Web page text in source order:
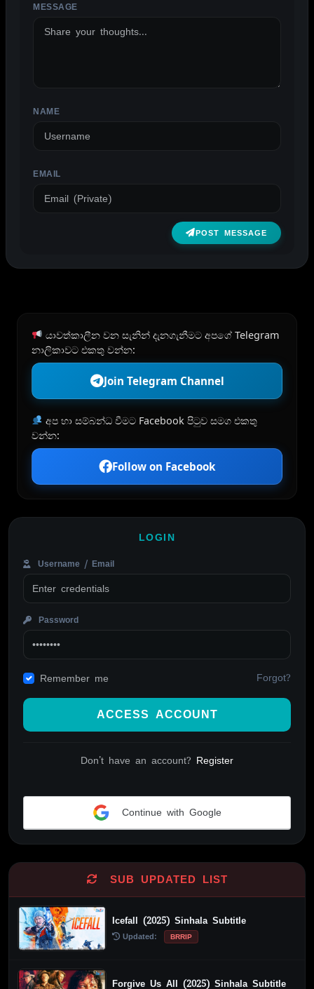
MESSAGE
NAME
EMAIL
POST MESSAGE
ALTERNATIVE:
යාවත්කාලීන වන සැනින් දැනගැනීමට අපගේ Telegram
නාලිකාවට එකතු වන්න:
Join Telegram Channel
අප හා සම්බන්ධ වීමට Facebook පිටුව සමග එකතු
වන්න:
Follow on Facebook
LOGIN
Username / Email
Password
Remember me Forgot?
ACCESS ACCOUNT
Don't have an account? Register
Continue with Google
SUB UPDATED LIST
Icefall (2025) Sinhala Subtitle
Updated: BRRIP
Forgive Us All (2025) Sinhala Subtitle